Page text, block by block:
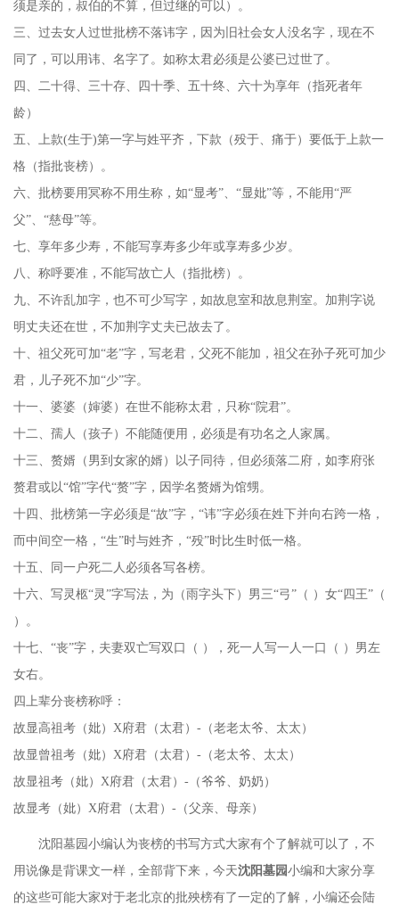
须是亲的，叔伯的不算，但过继的可以）。
三、过去女人过世批榜不落讳字，因为旧社会女人没名字，现在不
同了，可以用讳、名字了。如称太君必须是公婆已过世了。
四、二十得、三十存、四十季、五十终、六十为享年（指死者年
龄）
五、上款(生于)第一字与姓平齐，下款（殁于、痛于）要低于上款一
格（指批丧榜）。
六、批榜要用冥称不用生称，如“显考”、“显妣”等，不能用“严
父”、“慈母”等。
七、享年多少寿，不能写享寿多少年或享寿多少岁。
八、称呼要准，不能写故亡人（指批榜）。
九、不许乱加字，也不可少写字，如故息室和故息荆室。加荆字说
明丈夫还在世，不加荆字丈夫已故去了。
十、祖父死可加“老”字，写老君，父死不能加，祖父在孙子死可加少
君，儿子死不加“少”字。
十一、婆婆（婶婆）在世不能称太君，只称“院君”。
十二、孺人（孩子）不能随便用，必须是有功名之人家属。
十三、赘婿（男到女家的婿）以子同待，但必须落二府，如李府张
赘君或以“馆”字代“赘”字，因学名赘婿为馆甥。
十四、批榜第一字必须是“故”字，“讳”字必须在姓下并向右跨一格，
而中间空一格，“生”时与姓齐，“殁”时比生时低一格。
十五、同一户死二人必须各写各榜。
十六、写灵柩“灵”字写法，为（雨字头下）男三“弓”（ ）女“四王”（
）。
十七、 “丧”字，夫妻双亡写双口（ ），死一人写一人一口（ ）男左
女右。
四上辈分丧榜称呼：
故显高祖考（妣） Х府君（太君）-（老老太爷、太太）
故显曾祖考（妣） Х府君（太君）-（老太爷、太太）
故显祖考（妣） Х府君（太君）-（爷爷、奶奶）
故显考（妣） Х府君（太君）-（父亲、母亲）
沈阳墓园小编认为丧榜的书写方式大家有个了解就可以了，不
用说像是背课文一样，全部背下来，今天沈阳墓园小编和大家分享
的这些可能大家对于老北京的批殃榜有了一定的了解，小编还会陆